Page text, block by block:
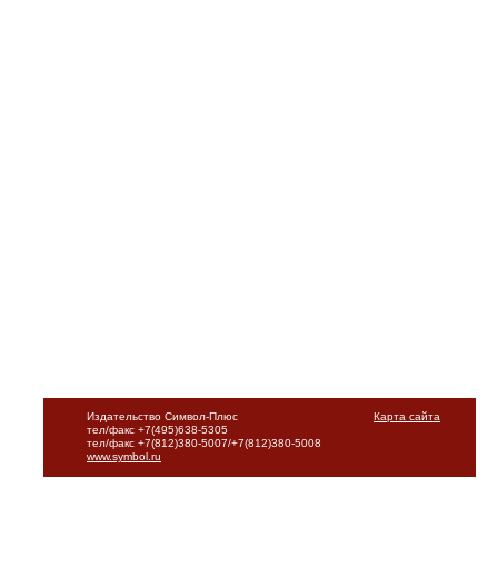
Карта сайта
Издательство Символ-Плюс
тел/факс +7(495)638-5305
тел/факс +7(812)380-5007/+7(812)380-5008
www.symbol.ru